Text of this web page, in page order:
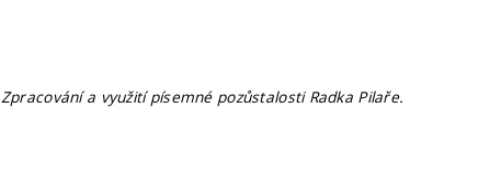
Zpracování a využití písemné pozůstalosti Radka Pilaře.